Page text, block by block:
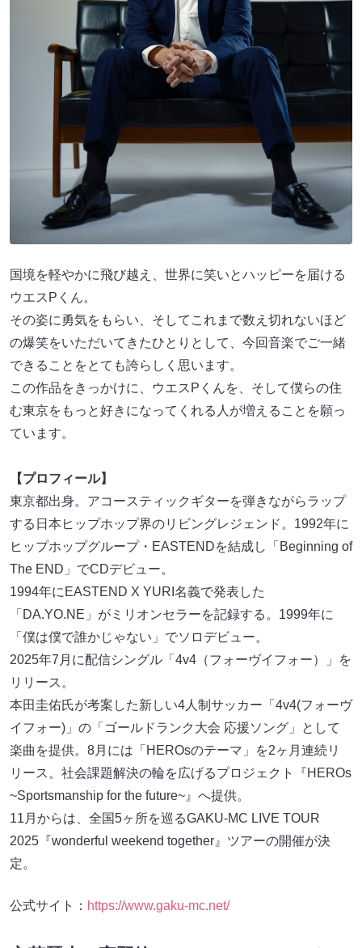
ウエスPくん。
その姿に勇気をもらい、そしてこれまで数え切れないほど
の爆笑をいただいてきたひとりとして、今回音楽でご一緒
できることをとても誇らしく思います。
この作品をきっかけに、ウエスPくんを、そして僕らの住
む東京をもっと好きになってくれる人が増えることを願っ
ています。
東京都出身。アコースティックギターを弾きながらラップ
する日本ヒップホップ界のリビングレジェンド。1992年に
ヒップホップグループ・EASTENDを結成し「Beginning of
The END」でCDデビュー。
1994年にEASTEND X YURI名義で発表した
「DA.YO.NE」がミリオンセラーを記録する。1999年に
「僕は僕で誰かじゃない」でソロデビュー。
2025年7月に配信シングル「4v4（フォーヴイフォー）」を
リリース。
本田圭佑氏が考案した新しい4人制サッカー「4v4(フォーヴ
イフォー)」の「ゴールドランク大会 応援ソング」として
楽曲を提供。8月には「HEROsのテーマ」を2ヶ月連続リ
リース。社会課題解決の輪を広げるプロジェクト『HEROs
~Sportsmanship for the future~』へ提供。
11月からは、全国5ヶ所を巡るGAKU-MC LIVE TOUR
2025『wonderful weekend together』ツアーの開催が決
定。